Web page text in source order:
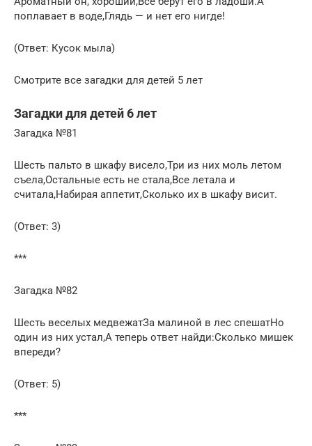
поплавает в воде,Глядь — и нет его нигде!
(Ответ: Кусок мыла)
Смотрите все загадки для детей 5 лет
Загадки для детей 6 лет
Загадка №81
Шесть пальто в шкафу висело,Три из них моль летом
съела,Остальные есть не стала,Все летала и
считала,Набирая аппетит,Сколько их в шкафу висит.
(Ответ: 3)
***
Загадка №82
Шесть веселых медвежатЗа малиной в лес спешатНо
один из них устал,А теперь ответ найди:Сколько мишек
впереди?
(Ответ: 5)
***